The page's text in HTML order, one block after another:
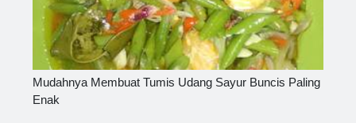
Mudahnya Membuat Tumis Udang Sayur Buncis Paling
Enak